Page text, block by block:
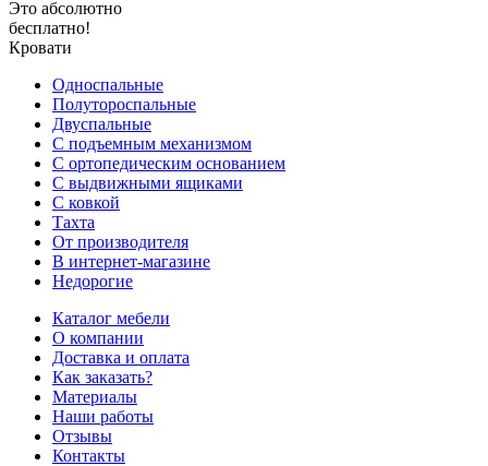
Это абсолютно
бесплатно!
Кровати
Односпальные
Полутороспальные
Двуспальные
С подъемным механизмом
С ортопедическим основанием
С выдвижными ящиками
С ковкой
Тахта
От производителя
В интернет-магазине
Недорогие
Каталог мебели
О компании
Доставка и оплата
Как заказать?
Материалы
Наши работы
Отзывы
Контакты